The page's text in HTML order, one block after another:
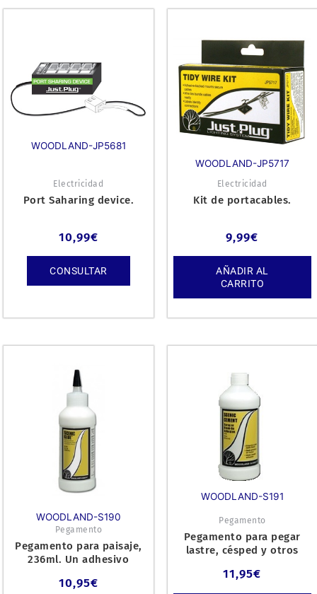
WOODLAND-JP5681
Electricidad
Port Saharing device.
10,99€
CONSULTAR
WOODLAND-JP5717
Electricidad
Kit de portacables.
9,99€
AÑADIR AL
CARRITO
WOODLAND-S190
Pegamento
Pegamento para paisaje,
236ml. Un adhesivo
y s
10,95€
WOODLAND-S191
Pegamento
Pegamento para pegar
lastre, césped y otros
11,95€